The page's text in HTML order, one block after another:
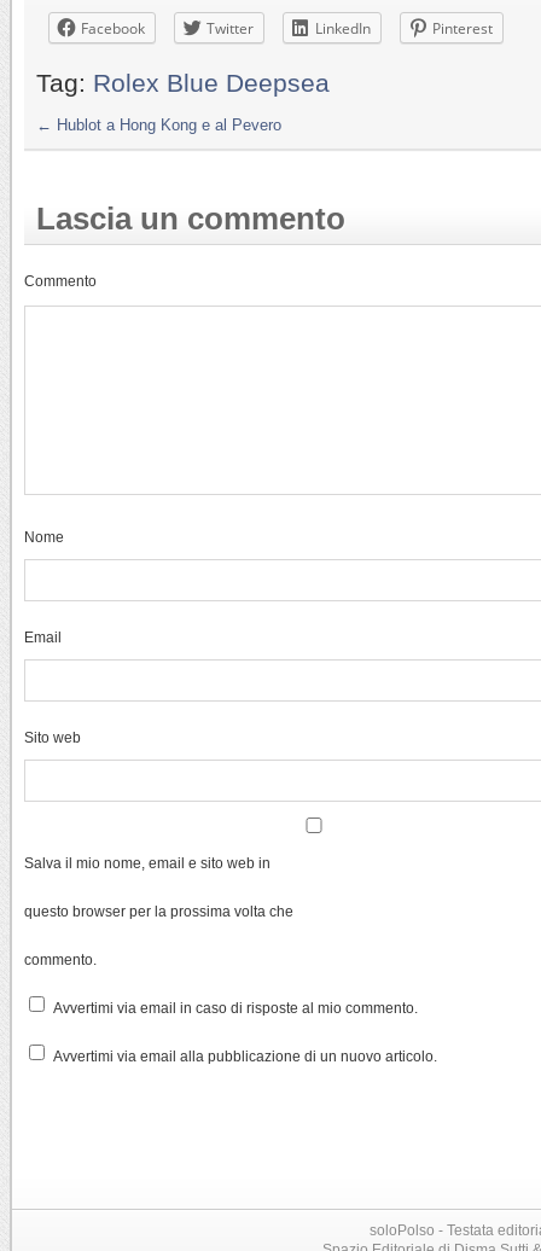
Facebook Twitter LinkedIn Pinterest
Tag: Rolex Blue Deepsea
← Hublot a Hong Kong e al Pevero
Lascia un commento
Commento
Nome
Email
Sito web
Salva il mio nome, email e sito web in
questo browser per la prossima volta che
commento.
Avvertimi via email in caso di risposte al mio commento.
Avvertimi via email alla pubblicazione di un nuovo articolo.
soloPolso - Testata